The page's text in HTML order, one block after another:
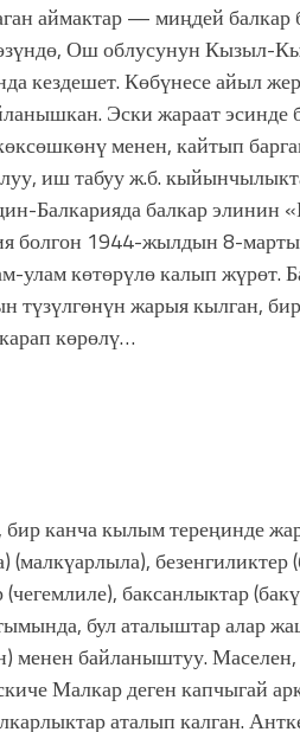
аймактар — миңдей
Ош облусунун Кызыл-
кездешет. Көбүнесе айыл
Эски жараат эсинде
менен, кайтып
иш табуу ж.б.
Балкарияда балкар элинин
болгон 1944-жылдын 8-
улам көтөрүлө калып жүрөт.
түзүлгөнүн жарыя кылган,
көрөлү…
канча кылым тереңинде
(малкүарлыла),
баксанлыктар
бул аталыштар алар
менен байланыштуу.
Малкар деген капчыгай
аталып калган.